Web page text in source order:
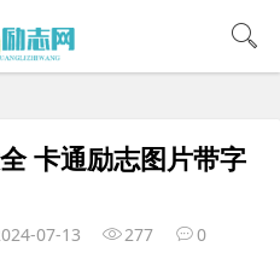
卡通励志图片带字
07-13 277 0